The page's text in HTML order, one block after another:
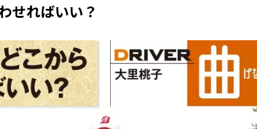
せればいい？